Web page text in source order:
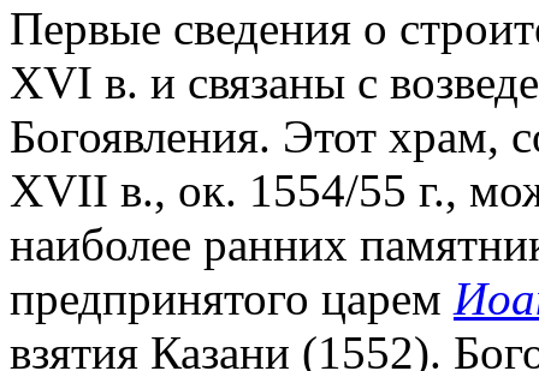
Первые сведения о
XVI в. и связаны с
Богоявления. Этот храм,
XVII в., ок. 1554/55 г.,
наиболее ранних
предпринятого царем
взятия Казани (1552).